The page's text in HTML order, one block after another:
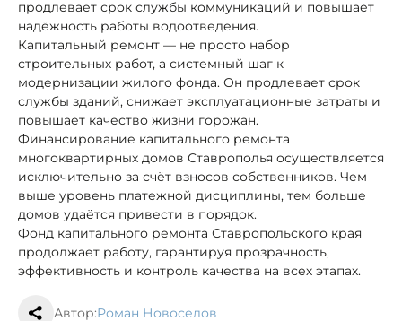
продлевает срок службы коммуникаций и повышает
надёжность работы водоотведения.
Капитальный ремонт — не просто набор
строительных работ, а системный шаг к
модернизации жилого фонда. Он продлевает срок
службы зданий, снижает эксплуатационные затраты и
повышает качество жизни горожан.
Финансирование капитального ремонта
многоквартирных домов Ставрополья осуществляется
исключительно за счёт взносов собственников. Чем
выше уровень платежной дисциплины, тем больше
домов удаётся привести в порядок.
Фонд капитального ремонта Ставропольского края
продолжает работу, гарантируя прозрачность,
эффективность и контроль качества на всех этапах.
Автор:Роман Новоселов